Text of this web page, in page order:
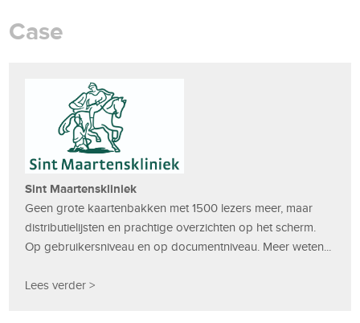
Case
Sint Maartenskliniek
Geen grote kaartenbakken met 1500 lezers meer, maar
distributielijsten en prachtige overzichten op het scherm.
Op gebruikersniveau en op documentniveau. Meer weten...
Lees verder >